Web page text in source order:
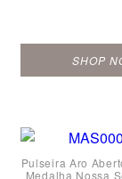
SHOP
Pulseira Aro
Medalha Nossa